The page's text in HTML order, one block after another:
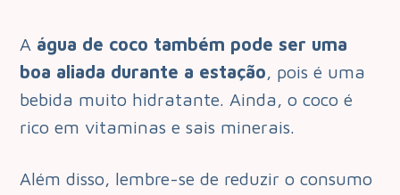
A água de coco também pode ser uma
boa aliada durante a estação, pois é uma
bebida muito hidratante. Ainda, o coco é
rico em vitaminas e sais minerais.
Além disso, lembre-se de reduzir o consumo